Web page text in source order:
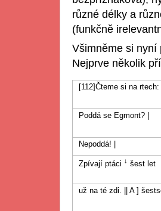
různé délky a
(funkčně
Všimněme si nyní
Nejprve několik
[112]Čteme si na rtech:
Poddá se Egmont? |
Nepoddá! |
Zpívají ptáci ↓ šest let
už na té zdi. || A ]